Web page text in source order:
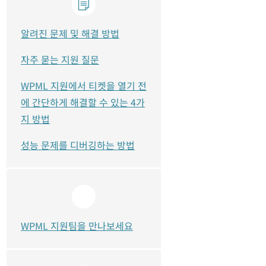
알려진 문제 및 해결 방법
자주 묻는 지원 질문
WPML 지원에서 티켓을 열기 전
에 간단하게 해결할 수 있는 4가
지 방법
성능 문제를 디버깅하는 방법
WPML 지원팀을 만나보세요